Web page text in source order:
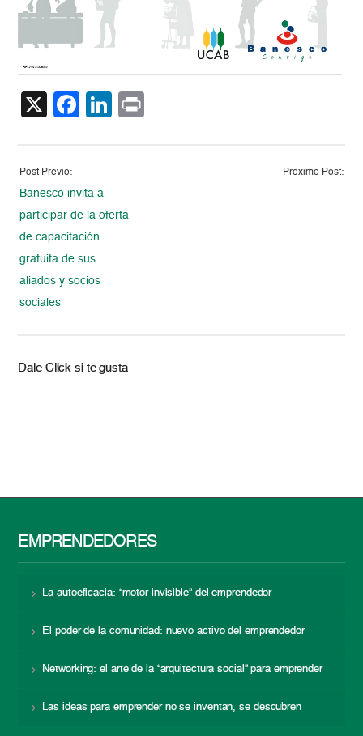
X Facebook
LinkedIn
Post Previo:
Banesco invita a
participar de la oferta
de capacitación
gratuita de sus
aliados y socios
sociales
Proximo Post:
Dale Click si te gusta
EMPRENDEDORES
La autoeficacia: “motor invisible” del emprendedor
El poder de la comunidad: nuevo activo del emprendedor
Networking: el arte de la “arquitectura social” para emprender
Las ideas para emprender no se inventan, se descubren